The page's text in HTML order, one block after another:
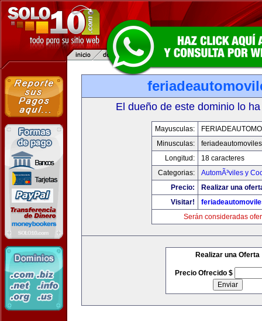
El dueño de este dominio lo
Mayusculas:
Minusculas:
Longitud:
18 caracteres
Categorias:
AutomÃ³viles y
Precio:
Realizar una
Visitar!
Serán consideradas
Realizar una Oferta
Precio Ofrecido $